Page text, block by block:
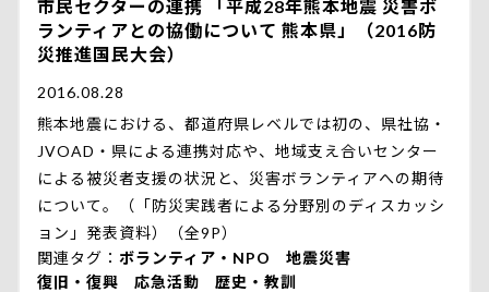
市民セクターの連携 「平成28年熊本地震 災害ボ
ランティアとの協働について 熊本県」（2016防
災推進国民大会）
2016.08.28
熊本地震における、都道府県レベルでは初の、県社協・
JVOAD・県による連携対応や、地域支え合いセンター
による被災者支援の状況と、災害ボランティアへの期待
について。（「防災実践者による分野別のディスカッシ
ョン」発表資料）（全9P）
関連タグ
ボランティア・NPO
地震災害
復旧・復興
応急活動
歴史・教訓